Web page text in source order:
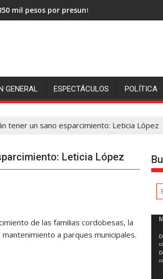
mil pesos por presuntos asesinos de la
GENERAL ESPECTÁCULOS POLÍTICA
tener un sano esparcimiento: Leticia López
Leticia López
de las familias cordobesas, la
a parques municipales.
de